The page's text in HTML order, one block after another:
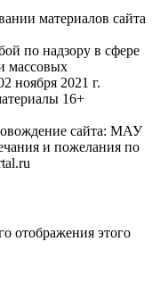
материалов сайта
по надзору в сфере
массовых
ноября 2021 г.
16+
сайта: МАУ
и пожелания по
отображения этого